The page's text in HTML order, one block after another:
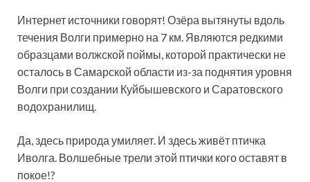
Интернет источники говорят! Озёра вытянуты вдоль
течения Волги примерно на 7 км. Являются редкими
образцами волжской поймы, которой практически не
осталось в Самарской области из-за поднятия уровня
Волги при создании Куйбышевского и Саратовского
водохранилищ.
Да, здесь природа умиляет. И здесь живёт птичка
Иволга. Волшебные трели этой птички кого оставят в
покое!?